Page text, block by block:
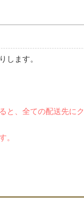
します。
と、全ての配送先に
。